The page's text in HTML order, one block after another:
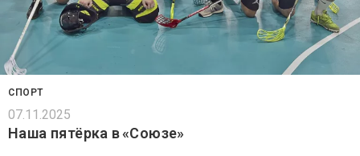
СПОРТ
07.11.2025
Наша пятёрка в «Союзе»